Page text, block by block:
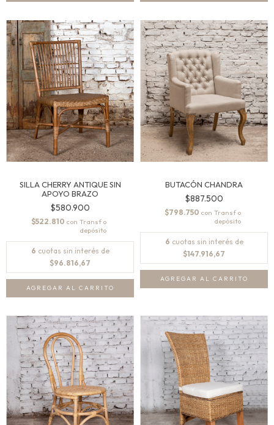
SILLA CHERRY ANTIQUE SIN
APOYO BRAZO
$580.900
$522.810 con
6 cuotas sin interés de
$96.816,67
BUTACÓN CHANDRA
$887.500
$798.750 con
6 cuotas sin interés de
$147.916,67